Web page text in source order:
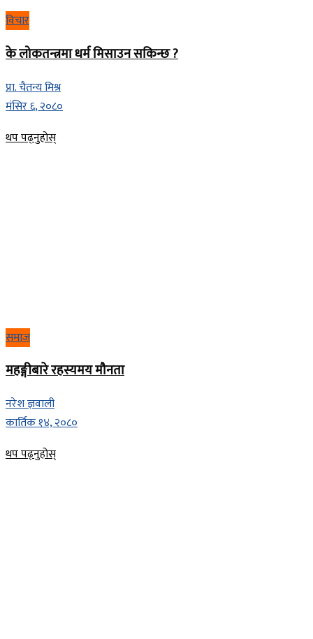
विचार
के लोकतन्त्रमा धर्म मिसाउन सकिन्छ ?
प्रा. चैतन्य मिश्र
मंसिर ६, २०८०
थप पढ्नुहोस्Details
समाज
महङ्गीबारे रहस्यमय मौनता
नरेश ज्ञवाली
कार्तिक १४, २०८०
थप पढ्नुहोस्Details